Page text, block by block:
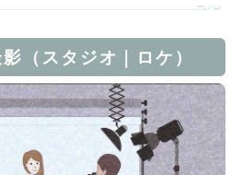
（スタジオ｜ロケ）